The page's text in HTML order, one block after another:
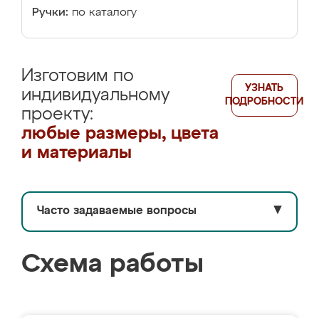
Ручки: по каталогу
Изготовим по
индивидуальному
проекту:
любые размеры, цвета
и материалы
УЗНАТЬ
ПОДРОБНОСТИ
Часто задаваемые вопросы ▼
Схема работы